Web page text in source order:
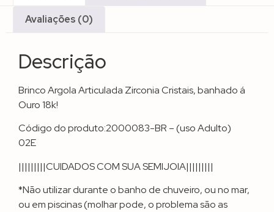
Avaliações (0)
Descrição
Brinco Argola Articulada Zirconia Cristais, banhado á
Ouro 18k!
Código do produto:2000083-BR – (uso Adulto)
02E
|||||||||CUIDADOS COM SUA SEMIJOIA|||||||||
*Não utilizar durante o banho de chuveiro, ou no mar,
ou em piscinas (molhar pode, o problema são as